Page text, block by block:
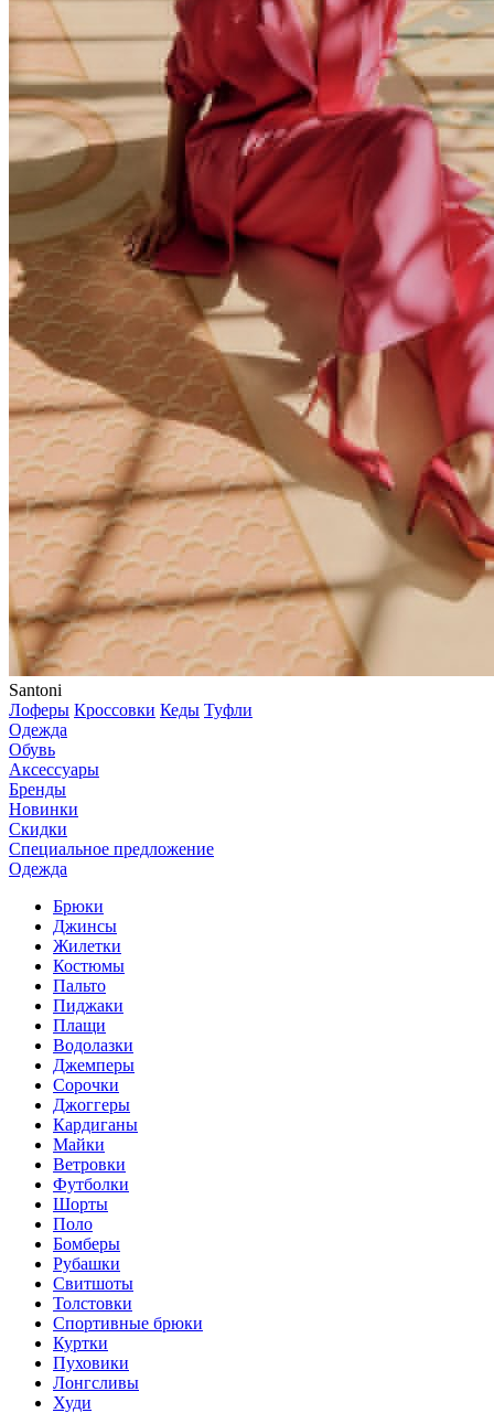
Santoni
Лоферы Кроссовки Кеды Туфли
Одежда
Обувь
Аксессуары
Бренды
Новинки
Скидки
Специальное предложение
Одежда
Брюки
Джинсы
Жилетки
Костюмы
Пальто
Пиджаки
Плащи
Водолазки
Джемперы
Сорочки
Джоггеры
Кардиганы
Майки
Ветровки
Футболки
Шорты
Поло
Бомберы
Рубашки
Свитшоты
Толстовки
Спортивные брюки
Куртки
Пуховики
Лонгсливы
Худи